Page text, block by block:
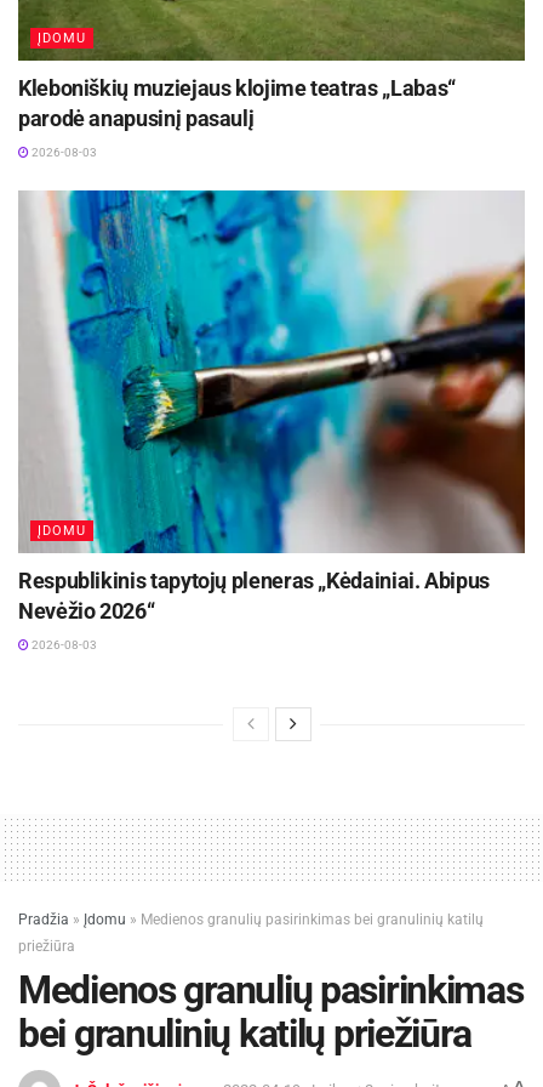
ĮDOMU
Kleboniškių muziejaus klojime teatras „Labas“
parodė anapusinį pasaulį
2026-08-03
ĮDOMU
Respublikinis tapytojų pleneras „Kėdainiai. Abipus
Nevėžio 2026“
2026-08-03
Pradžia » Įdomu » Medienos granulių pasirinkimas bei granulinių katilų
priežiūra
Medienos granulių pasirinkimas
bei granulinių katilų priežiūra